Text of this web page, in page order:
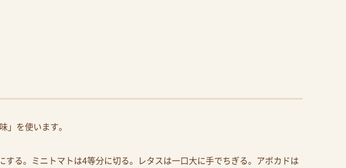
」を使います。
する。ミニトマトは4等分に切る。レタスは一口大に手でちぎる。アボカドは